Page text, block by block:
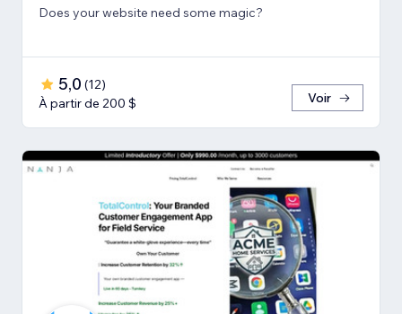
Does your website need some magic?
5,0 (12)
À partir de 200 $
Voir